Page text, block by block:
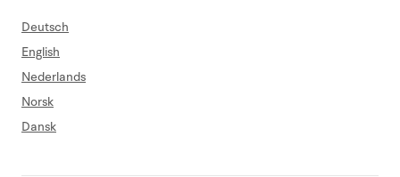
Deutsch
English
Nederlands
Norsk
Dansk